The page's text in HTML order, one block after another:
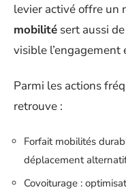
levier activé offre un
mobilité sert aussi
visible l’engagement
Parmi les actions
retrouve :
Forfait mobilités
déplacement
Covoiturage :